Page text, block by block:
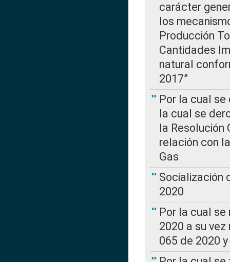
carácter
los
Producción
Cantidades
natural
2017”
Por la cual
la cual se
la Resolución
relación con
Gas
Socialización
2020
Por la cual se
2020 a su
065 de 2020